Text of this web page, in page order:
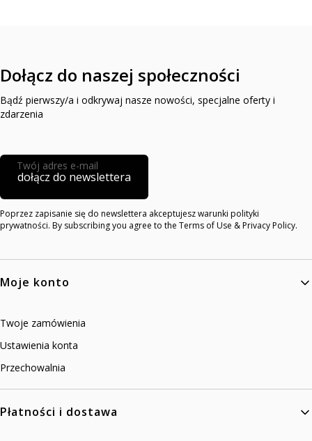
Dołącz do naszej społeczności
Bądź pierwszy/a i odkrywaj nasze nowości, specjalne oferty i
zdarzenia
Twój adres e-mail
dołącz do newslettera
Poprzez zapisanie się do newslettera akceptujesz warunki polityki
prywatności. By subscribing you agree to the Terms of Use & Privacy Policy.
Linki w stopce
Moje konto
Twoje zamówienia
Ustawienia konta
Przechowalnia
Płatności i dostawa